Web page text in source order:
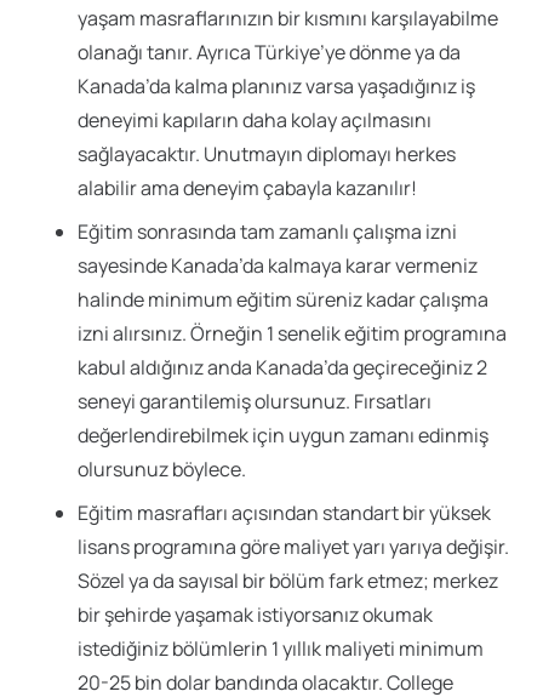
yaşam masraflarınızın bir kısmını karşılayabilme
olanağı tanır. Ayrıca Türkiye’ye dönme ya da
Kanada’da kalma planınız varsa yaşadığınız iş
deneyimi kapıların daha kolay açılmasını
sağlayacaktır. Unutmayın diplomayı herkes
alabilir ama deneyim çabayla kazanılır!
Eğitim sonrasında tam zamanlı çalışma izni
sayesinde Kanada’da kalmaya karar vermeniz
halinde minimum eğitim süreniz kadar çalışma
izni alırsınız. Örneğin 1 senelik eğitim programına
kabul aldığınız anda Kanada’da geçireceğiniz 2
seneyi garantilemiş olursunuz. Fırsatları
değerlendirebilmek için uygun zamanı edinmiş
olursunuz böylece.
Eğitim masrafları açısından standart bir yüksek
lisans programına göre maliyet yarı yarıya değişir.
Sözel ya da sayısal bir bölüm fark etmez; merkez
bir şehirde yaşamak istiyorsanız okumak
istediğiniz bölümlerin 1 yıllık maliyeti minimum
20-25 bin dolar bandında olacaktır. College